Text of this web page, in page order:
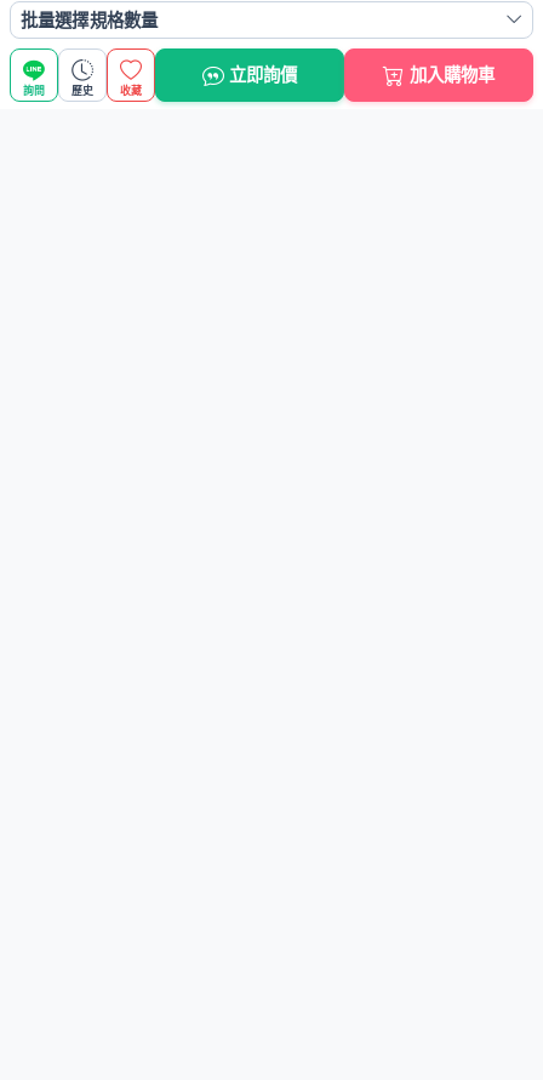
批量選擇規格數量
詢問 歷史 收藏
立即詢價 加入購物車